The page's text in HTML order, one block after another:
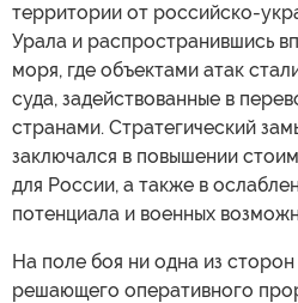
территории от российско-
Урала и распространившись
моря, где объектами атак
суда, задействованные в
странами. Стратегический
заключался в повышении
для России, а также в
потенциала и военных
На поле боя ни одна из
решающего оперативного